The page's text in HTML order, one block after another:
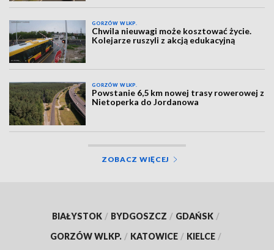
GORZÓW WLKP.
Chwila nieuwagi może kosztować życie.
Kolejarze ruszyli z akcją edukacyjną
GORZÓW WLKP.
Powstanie 6,5 km nowej trasy rowerowej z
Nietoperka do Jordanowa
ZOBACZ WIĘCEJ
BIAŁYSTOK / BYDGOSZCZ / GDAŃSK /
GORZÓW WLKP. / KATOWICE / KIELCE /